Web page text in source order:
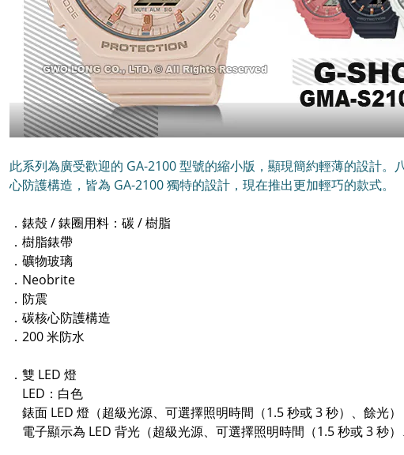
此系列為廣受歡迎的 GA-2100 型號的縮小版，顯現簡約輕薄的設計
心防護構造，皆為 GA-2100 獨特的設計，現在推出更加輕巧的款式。
．錶殼 / 錶圈用料：碳 / 樹脂
．樹脂錶帶
．礦物玻璃
．Neobrite
．防震
．碳核心防護構造
．200 米防水
．雙 LED 燈
LED：白色
錶面 LED 燈（超級光源、可選擇照明時間（1.5 秒或 3 秒）、餘光）
電子顯示為 LED 背光（超級光源、可選擇照明時間（1.5 秒或 3 秒）